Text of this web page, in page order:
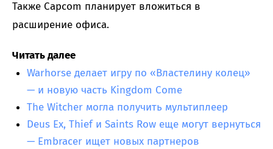
Также Capcom планирует вложиться в
расширение офиса.
Читать далее
Warhorse делает игру по «Властелину колец»
— и новую часть Kingdom Come
The Witcher могла получить мультиплеер
Deus Ex, Thief и Saints Row еще могут вернуться
— Embracer ищет новых партнеров